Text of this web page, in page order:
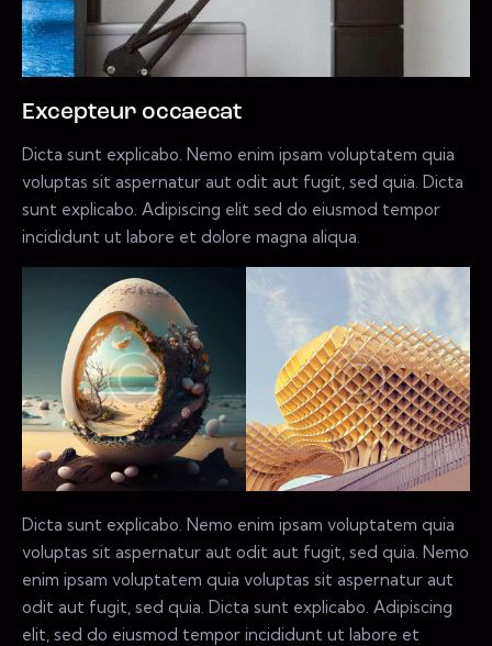
Excepteur occaecat
Dicta sunt explicabo. Nemo enim ipsam voluptatem quia
voluptas sit aspernatur aut odit aut fugit, sed quia. Dicta
sunt explicabo. Adipiscing elit sed do eiusmod tempor
incididunt ut labore et dolore magna aliqua.
Dicta sunt explicabo. Nemo enim ipsam voluptatem quia
voluptas sit aspernatur aut odit aut fugit, sed quia. Nemo
enim ipsam voluptatem quia voluptas sit aspernatur aut
odit aut fugit, sed quia. Dicta sunt explicabo. Adipiscing
elit, sed do eiusmod tempor incididunt ut labore et